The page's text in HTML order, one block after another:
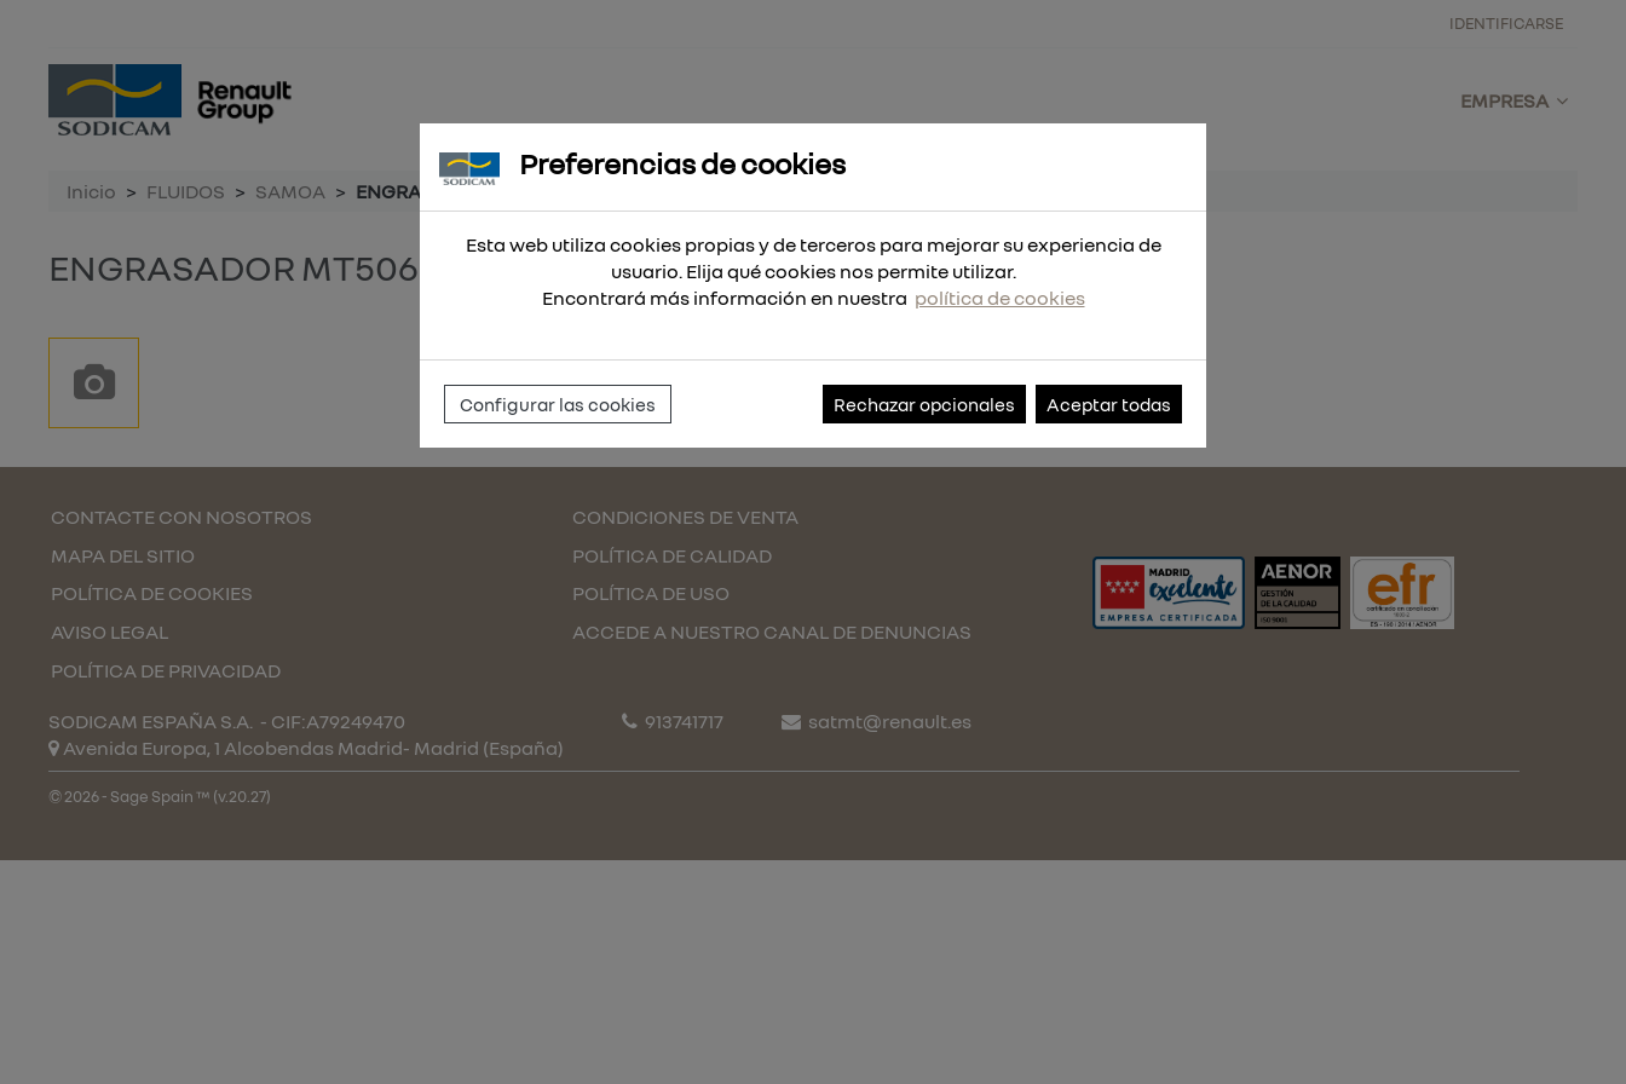
IDENTIFICARSE
EMPRESA
Inicio FLUIDOS SAMOA ENGRASADOR MT506 INOX.M10x1.00
ENGRASADOR MT506 INOX.M10x1.00
CONTACTE CON NOSOTROS
MAPA DEL SITIO
POLÍTICA DE COOKIES
AVISO LEGAL
POLÍTICA DE PRIVACIDAD
CONDICIONES DE VENTA
POLÍTICA DE CALIDAD
POLÍTICA DE USO
ACCEDE A NUESTRO CANAL DE DENUNCIAS
SODICAM ESPAÑA S.A. - CIF:A79249470
Avenida Europa, 1 Alcobendas Madrid- Madrid (España)
913741717 satmt@renault.es
© 2026 - Sage Spain ™ (v.20.27)
Preferencias de cookies
Esta web utiliza cookies propias y de terceros para mejorar su experiencia de
usuario. Elija qué cookies nos permite utilizar.
Encontrará más información en nuestra política de cookies
Configurar las cookies Rechazar opcionales Aceptar todas